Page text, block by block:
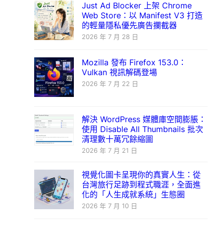
Just Ad Blocker 上架 Chrome
Web Store：以 Manifest V3 打造
的輕量隱私優先廣告攔截器
2026 年 7 月 28 日
Mozilla 發布 Firefox 153.0：
Vulkan 視訊解碼登場
2026 年 7 月 22 日
解決 WordPress 媒體庫空間膨脹：
使用 Disable All Thumbnails 批次
清理數十萬冗餘縮圖
2026 年 7 月 21 日
視覺化圖卡呈現你的真實人生：從
台灣旅行足跡到程式職涯，全面進
化的「人生成就系統」生態圈
2026 年 7 月 10 日